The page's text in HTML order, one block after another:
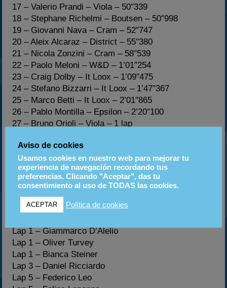
17 – Valerio Prandi – Viola – 50″339
18 – Stephane Richelmi – Boutsen – 50″998
19 – Giovanni Nava – Cram – 52″747
20 – Aleix Alcaraz – District – 55″380
21 – Nicola Zonzini – Cram – 58″539
22 – Paolo Meloni – W&D – 1’01″254
23 – Craig Dolby – It Loox – 1’09″475
24 – Stefano Bizzarri – It Loox – 1’47″367
25 – Marco Betti – It Loox – 2’01″865
26 – Pablo Montilla – Epsilon – 2’20″100
27 – Bruno Orioli – Viola – 1 lap
* penalizzato di 25″
Vuelta rápida: Brendon Hartley 2’24″117
Retirados
Lap 0 – Andrea Roda
Lap 1 – Giammarco D’Alelio
Lap 1 – Oliver Turvey
Lap 1 – Bianca Steiner
Lap 3 – Daniel Ricciardo
Lap 5 – Federico Leo
Aviso de cookies
Usamos cookies en nuestro web para mejorar tu
experiencia de navegación recordando tus
preferencias. Clicando "Aceptar", das tu
consentimiento al uso de TODAS las cookies.
ACEPTAR Política de cookies